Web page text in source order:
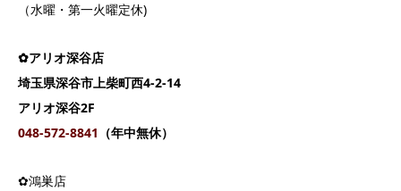
（水曜・第一火曜定休)
✿アリオ深谷店
埼玉県深谷市上柴町西4-2-14
アリオ深谷2F
048-572-8841 （年中無休）
✿鴻巣店